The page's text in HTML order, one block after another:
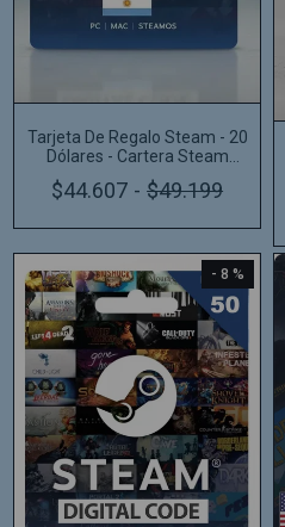
Tarjeta De Regalo Steam - 20
Dólares - Cartera Steam
Wallet Argentina
$44.607 - $49.199
- 8 %